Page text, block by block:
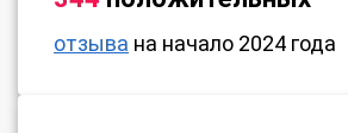
отзыва на начало 2024 года